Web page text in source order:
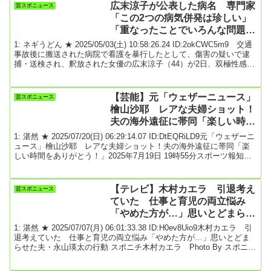
芸スポニュース
広末涼子が公表した病名 専門家
「この2つの病気併発は珍しい」
「重なったことでいろんな問題行
動が…」
1: ネギうどん ★ 2025/05/03(土) 10:58:26.24 ID:2okCWC5m9 交通
事故後に搬送された病院で看護を暴行したとして、傷害の疑いで逮
捕・送検され、釈放された女優の広末涼子（44）が2日、双極性感情
し、そう状態とうつ状態を繰り返す双極性感情障害、甲状腺ホルモ
ンが過剰分泌され精神的に不安定にな!師る甲状腺機能亢進症と診断
され、現在は通院治療をしてい...
芸スポニュース
【芸能】元「ウェザーニュース」
檜山沙耶 レアな夫婦ショット！
夫の海外遠征に帯同「楽しい時間
をありがとう！」
1: 湛然 ★ 2025/07/20(日) 06:29:14.07 ID:DtEQRiLD9元「ウェザーニ
ュース」檜山沙耶 レアな夫婦ショット！夫の海外遠征に帯同「楽
しい時間をありがとう！」2025年7月19日 19時55分スポーツ報知西
が、レアな夫婦ショットを公開した。１９日にそれぞれのインスタ
グラムを更新。西岡は「Ｗｉｍｂｌｅｄｏｎ 楽しい時間だった」
とつづり、「＃檜山沙耶 ...
芸スポニュース
【テレビ】木村カエラ 引退考え
ていた 仕事と育児の両立悩み
「やめた方が…」思いとどまらせ
た夫・永山瑛太の行動
1: 湛然 ★ 2025/07/07(月) 06:01:33.38 ID:H0ev8Uio9木村カエラ 引
退考えていた 仕事と育児の両立悩み「やめた方が…」思いとどま
らせた夫・永山瑛太の行動 スポニチ木村カエラ Photo By スポニチ